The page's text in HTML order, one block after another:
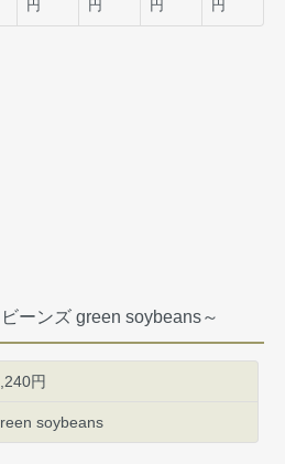
ーンズ green soybeans～
円
soybeans